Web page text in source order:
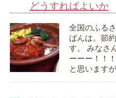
どうすればよいか
全国のふる
ばんは。節
す。 みなさ
ーーー！！
と思います